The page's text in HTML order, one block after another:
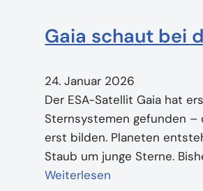
Gaia schaut bei
24. Januar 2026
Der ESA-Satellit Gaia hat
Sternsystemen gefunden –
erst bilden. Planeten
Staub um junge Sterne.
Weiterlesen